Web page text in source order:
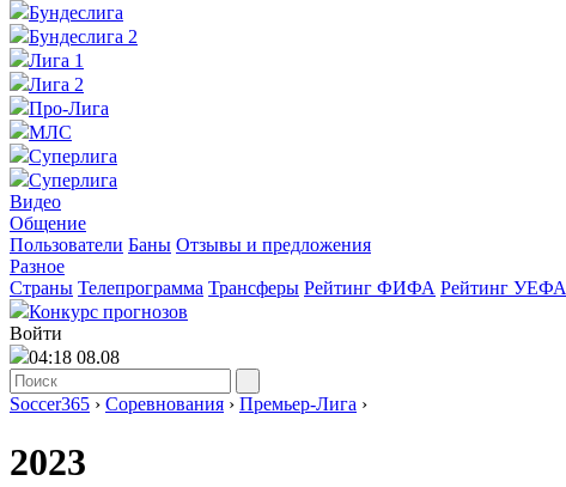
Бундеслига
Бундеслига 2
Лига 1
Лига 2
Про-Лига
МЛС
Суперлига
Суперлига
Видео
Общение
Пользователи Баны Отзывы и предложения
Разное
Страны Телепрограмма Трансферы Рейтинг ФИФА Рейтинг УЕФА
Конкурс прогнозов
Войти
04:18 08.08
Soccer365 › Соревнования › Премьер-Лига ›
2023